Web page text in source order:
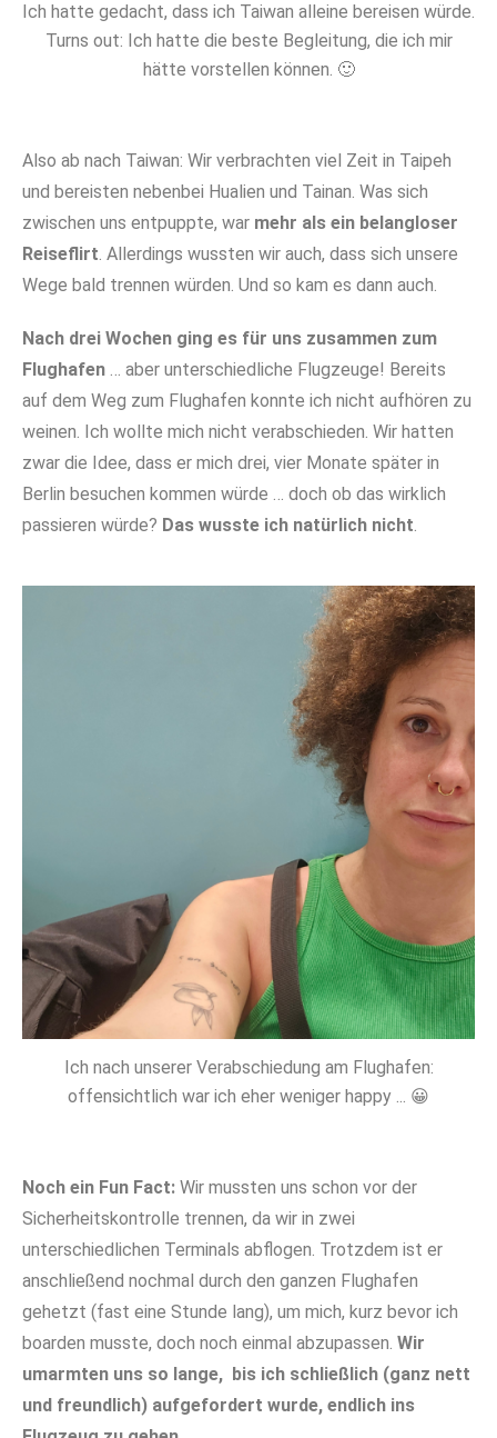
Ich hatte gedacht, dass ich Taiwan alleine bereisen würde.
Turns out: Ich hatte die beste Begleitung, die ich mir
hätte vorstellen können. 🙂
Also ab nach Taiwan: Wir verbrachten viel Zeit in Taipeh
und bereisten nebenbei Hualien und Tainan. Was sich
zwischen uns entpuppte, war mehr als ein belangloser
Reiseflirt. Allerdings wussten wir auch, dass sich unsere
Wege bald trennen würden. Und so kam es dann auch.
Nach drei Wochen ging es für uns zusammen zum
Flughafen … aber unterschiedliche Flugzeuge! Bereits
auf dem Weg zum Flughafen konnte ich nicht aufhören zu
weinen. Ich wollte mich nicht verabschieden. Wir hatten
zwar die Idee, dass er mich drei, vier Monate später in
Berlin besuchen kommen würde … doch ob das wirklich
passieren würde? Das wusste ich natürlich nicht.
Ich nach unserer Verabschiedung am Flughafen:
offensichtlich war ich eher weniger happy ... 😀
Noch ein Fun Fact: Wir mussten uns schon vor der
Sicherheitskontrolle trennen, da wir in zwei
unterschiedlichen Terminals abflogen. Trotzdem ist er
anschließend nochmal durch den ganzen Flughafen
gehetzt (fast eine Stunde lang), um mich, kurz bevor ich
boarden musste, doch noch einmal abzupassen. Wir
umarmten uns so lange, bis ich schließlich (ganz nett
und freundlich) aufgefordert wurde, endlich ins